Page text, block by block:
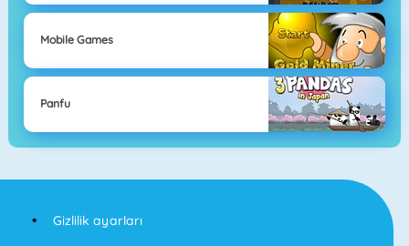
Mobile Games
Panfu
Gizlilik ayarları